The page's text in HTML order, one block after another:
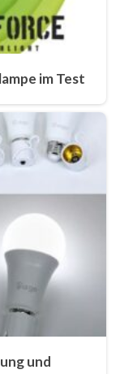
im Test
und